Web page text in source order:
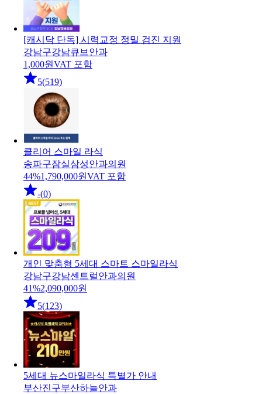
[캐시닥 단독] 시력교정 정밀 검진 지원
강남구강남큐브안과
1,000원VAT 포함
5(519)
클리어 스마일 라식
송파구잠실삼성안과의원
44%1,790,000원VAT 포함
-(0)
개인 맞춤형 5세대 스마트 스마일라식
강남구강남센트럴안과의원
41%2,090,000원
5(123)
5세대 뉴스마일라식 특별가 안내
부산진구부산하늘안과